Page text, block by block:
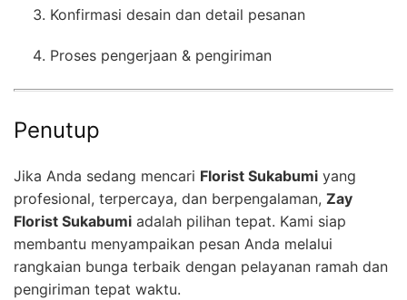
Konfirmasi desain dan detail pesanan
Proses pengerjaan & pengiriman
Penutup
Jika Anda sedang mencari Florist Sukabumi yang
profesional, terpercaya, dan berpengalaman, Zay
Florist Sukabumi adalah pilihan tepat. Kami siap
membantu menyampaikan pesan Anda melalui
rangkaian bunga terbaik dengan pelayanan ramah dan
pengiriman tepat waktu.